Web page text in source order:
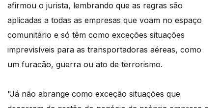
afirmou o jurista, lembrando que as regras são
aplicadas a todas as empresas que voam no espaço
comunitário e só têm como exceções situações
imprevisíveis para as transportadoras aéreas, como
um furacão, guerra ou ato de terrorismo.
"Já não abrange como exceção situações que